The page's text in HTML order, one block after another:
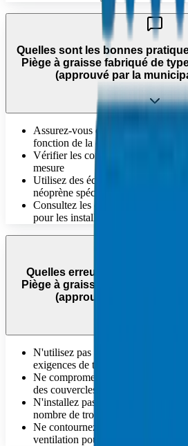
Quelles sont les bonnes
Piège à graisse fabriqué de
(approuvé par la
Assurez-vous que la taille et la
fonction de la quantité d’eaux
Vérifier les conditions du site
mesure
Utilisez des écrous à oreilles en
néoprène spécifiés pour un
Consultez les dessins approuvés
pour les installations de bacs à
Quelles erreurs faut-il éviter
Piège à graisse fabriqué de
(approuvé par la
N'utilisez pas de formats
exigences de traitement
Ne compromettez pas l’intégrité
des couvercles d’intercepteur
N'installez pas de seaux perforés
nombre de trous et de l'alignement
Ne contournez pas les exigences
ventilation pour les systèmes de